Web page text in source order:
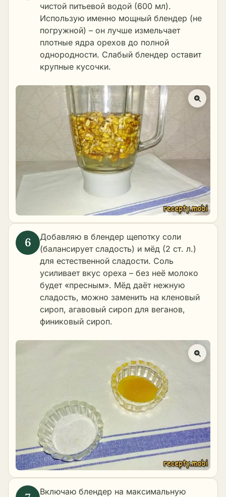
чистой питьевой водой (600 мл).
Использую именно мощный блендер (не
погружной) – он лучше измельчает
плотные ядра орехов до полной
однородности. Слабый блендер оставит
крупные кусочки.
Добавляю в блендер щепотку соли
(балансирует сладость) и мёд (2 ст. л.)
для естественной сладости. Соль
усиливает вкус ореха – без неё молоко
будет «пресным». Мёд даёт нежную
сладость, можно заменить на кленовый
сироп, агавовый сироп для веганов,
финиковый сироп.
Включаю блендер на максимальную